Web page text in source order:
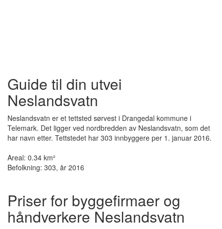
Guide til din utvei
Neslandsvatn
Neslandsvatn er et tettsted sørvest i Drangedal kommune i
Telemark. Det ligger ved nordbredden av Neslandsvatn, som det
har navn etter. Tettstedet har 303 innbyggere per 1. januar 2016.
Areal: 0.34 km²
Befolkning: 303, år 2016
Priser for byggefirmaer og
håndverkere Neslandsvatn